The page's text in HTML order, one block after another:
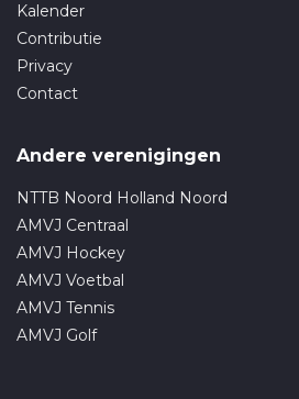
Kalender
Contributie
Privacy
Contact
Andere verenigingen
NTTB Noord Holland Noord
AMVJ Centraal
AMVJ Hockey
AMVJ Voetbal
AMVJ Tennis
AMVJ Golf